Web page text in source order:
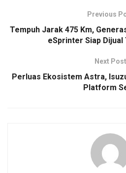
Previous
Tempuh Jarak 475 Km,
eSprinter Siap Dijual
Next Post
Perluas Ekosistem Astra,
Platform